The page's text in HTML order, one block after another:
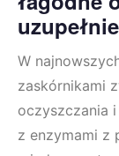
W
zaskórnikami
oczyszczania i
z enzymami z